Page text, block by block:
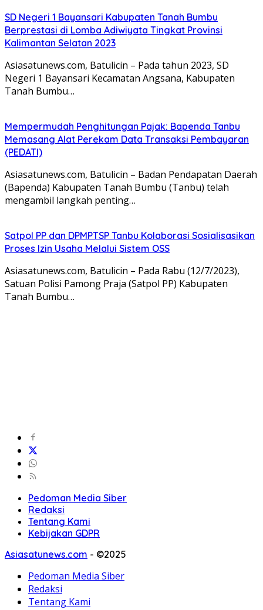
SD Negeri 1 Bayansari Kabupaten Tanah Bumbu
Berprestasi di Lomba Adiwiyata Tingkat Provinsi
Kalimantan Selatan 2023
Asiasatunews.com, Batulicin – Pada tahun 2023, SD
Negeri 1 Bayansari Kecamatan Angsana, Kabupaten
Tanah Bumbu…
Mempermudah Penghitungan Pajak: Bapenda Tanbu
Memasang Alat Perekam Data Transaksi Pembayaran
(PEDATI)
Asiasatunews.com, Batulicin – Badan Pendapatan Daerah
(Bapenda) Kabupaten Tanah Bumbu (Tanbu) telah
mengambil langkah penting…
Satpol PP dan DPMPTSP Tanbu Kolaborasi Sosialisasikan
Proses Izin Usaha Melalui Sistem OSS
Asiasatunews.com, Batulicin – Pada Rabu (12/7/2023),
Satuan Polisi Pamong Praja (Satpol PP) Kabupaten
Tanah Bumbu…
Pedoman Media Siber
Redaksi
Tentang Kami
Kebijakan GDPR
Asiasatunews.com - ©2025
Pedoman Media Siber
Redaksi
Tentang Kami